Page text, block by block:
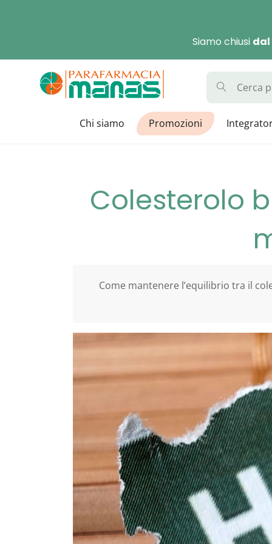
Siamo chiusi dal
La Parafarmacia con
Chi siamo Promozioni
Colesterolo
Come mantenere l’equilibrio tra il